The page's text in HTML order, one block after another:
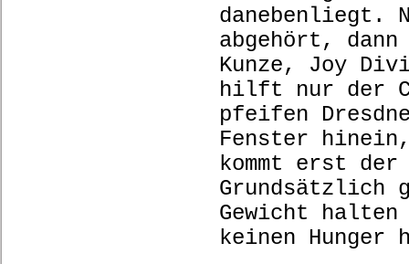
danebenliegt.
abgehört,
Kunze, Joy
hilft nur der
pfeifen
Fenster
kommt erst
Grundsätzlich
Gewicht
keinen Hunger